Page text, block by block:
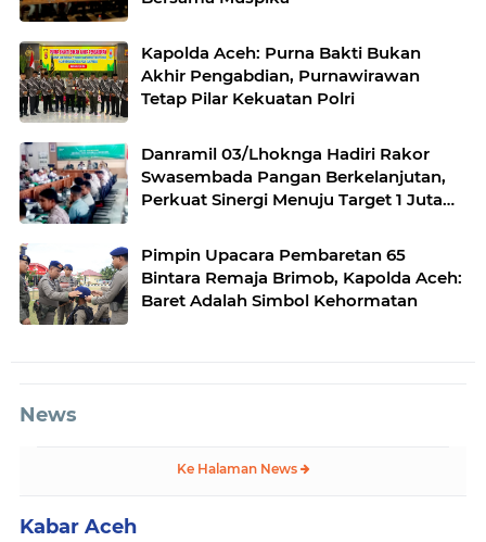
Kapolda Aceh: Purna Bakti Bukan
Akhir Pengabdian, Purnawirawan
Tetap Pilar Kekuatan Polri
Danramil 03/Lhoknga Hadiri Rakor
Swasembada Pangan Berkelanjutan,
Perkuat Sinergi Menuju Target 1 Juta
Pimpin Upacara Pembaretan 65
Bintara Remaja Brimob, Kapolda Aceh:
Baret Adalah Simbol Kehormatan
News
Ke Halaman News
Kabar Aceh